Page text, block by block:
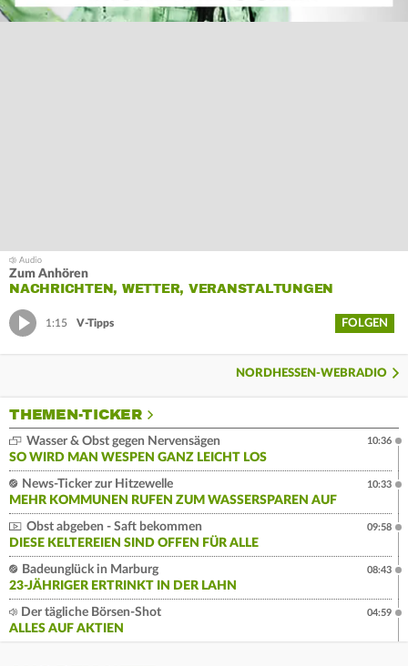
Zum Anhören
NACHRICHTEN, WETTER, VERANSTALTUNGEN
1:15 V-Tipps FOLGEN
NORDHESSEN-WEBRADIO
THEMEN-TICKER
Wasser & Obst gegen Nervensägen
SO WIRD MAN WESPEN GANZ LEICHT LOS
10:36
News-Ticker zur Hitzewelle
MEHR KOMMUNEN RUFEN ZUM WASSERSPAREN AUF
10:33
Obst abgeben - Saft bekommen
DIESE KELTEREIEN SIND OFFEN FÜR ALLE
09:58
Badeunglück in Marburg
23-JÄHRIGER ERTRINKT IN DER LAHN
08:43
Der tägliche Börsen-Shot
ALLES AUF AKTIEN
04:59